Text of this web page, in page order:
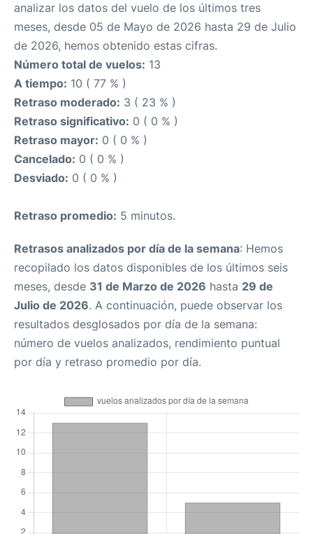
analizar los datos del vuelo de los últimos tres
meses, desde 05 de Mayo de 2026 hasta 29 de Julio
de 2026, hemos obtenido estas cifras.
Número total de vuelos: 13
A tiempo: 10 ( 77 % )
Retraso moderado: 3 ( 23 % )
Retraso significativo: 0 ( 0 % )
Retraso mayor: 0 ( 0 % )
Cancelado: 0 ( 0 % )
Desviado: 0 ( 0 % )
Retraso promedio: 5 minutos.
Retrasos analizados por día de la semana: Hemos
recopilado los datos disponibles de los últimos seis
meses, desde 31 de Marzo de 2026 hasta 29 de
Julio de 2026. A continuación, puede observar los
resultados desglosados por día de la semana:
número de vuelos analizados, rendimiento puntual
por día y retraso promedio por día.